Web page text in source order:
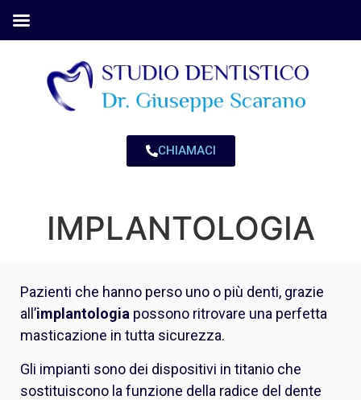
CHIAMACI
IMPLANTOLOGIA
Pazienti che hanno perso uno o più denti, grazie
all’implantologia possono ritrovare una perfetta
masticazione in tutta sicurezza.
Gli impianti sono dei dispositivi in titanio che
sostituiscono la funzione della radice del dente